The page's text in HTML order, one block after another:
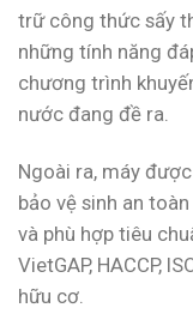
trữ công thức sấy
những tính năng
chương trình
nước đang đề ra.
Ngoài ra, máy
bảo vệ sinh an
và phù hợp tiêu
VietGAP, HACCP,
hữu cơ.